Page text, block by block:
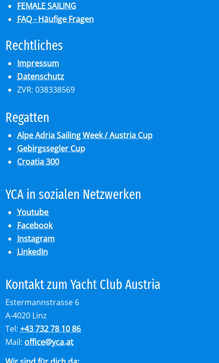
FEMALE SAILING
FAQ - Häufige Fragen
Recht­li­ches
Impressum
Datenschutz
ZVR: 038338569
Re­gat­ten
Alpe Adria Sailing Week / Austria Cup
Gebirgssegler Cup
Croatia 300
YCA in so­zia­len Netz­wer­ken
Youtube
Facebook
Instagram
LinkedIn
Kon­takt zum Yacht Club Aus­tria
Estermannstrasse 6
A-4020 Linz
Tel:+43 732 78 10 86
Mail: office@yca.at